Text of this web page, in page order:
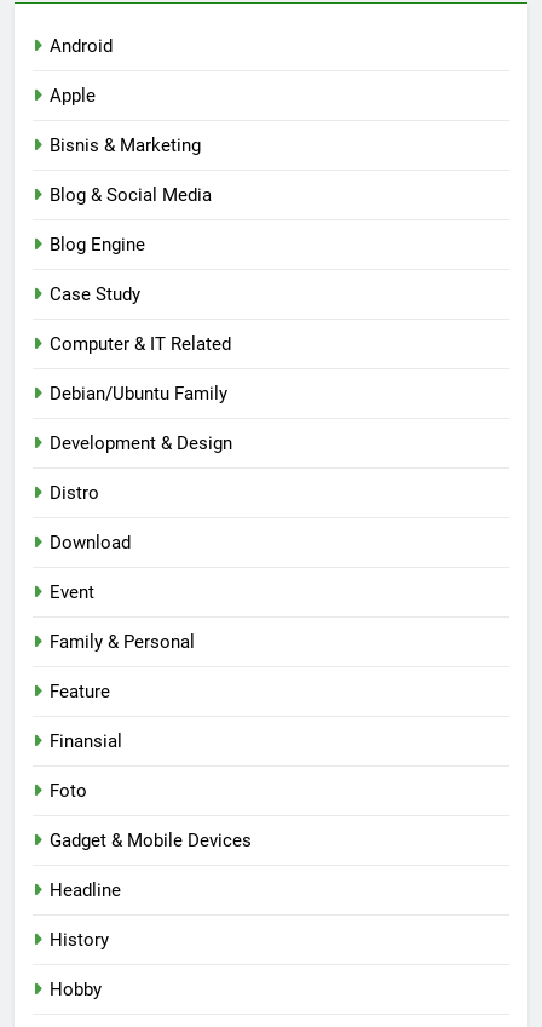
Android
Apple
Bisnis & Marketing
Blog & Social Media
Blog Engine
Case Study
Computer & IT Related
Debian/Ubuntu Family
Development & Design
Distro
Download
Event
Family & Personal
Feature
Finansial
Foto
Gadget & Mobile Devices
Headline
History
Hobby